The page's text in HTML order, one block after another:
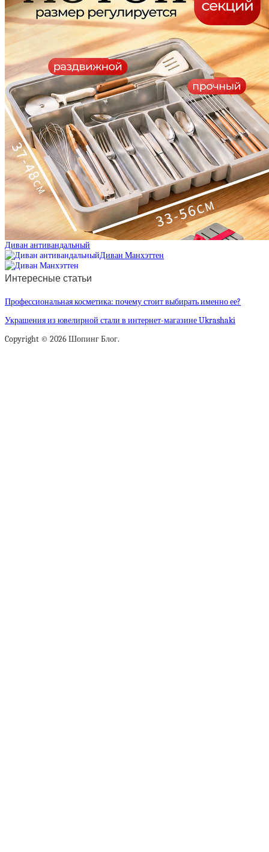
Диван антивандальный
Диван Манхэттен
Интересные статьи
Профессиональная косметика: почему стоит выбирать именно ее?
Украшения из ювелирной стали в интернет-магазине Ukrashaki
Copyright © 2026 Шопинг Блог.